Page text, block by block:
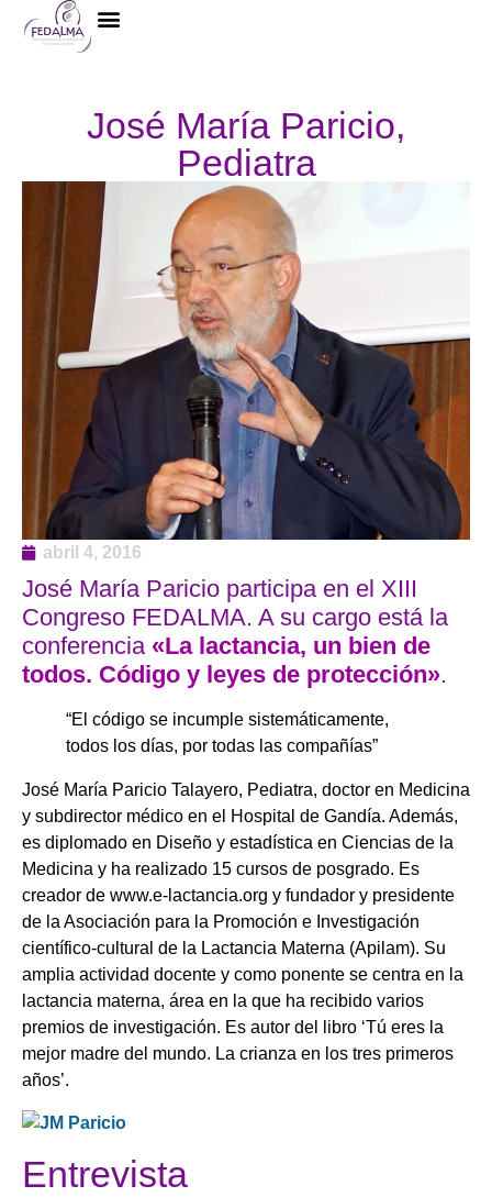
José María Paricio,
Pediatra
abril 4, 2016
José María Paricio participa en el XIII
Congreso FEDALMA. A su cargo está la
conferencia «La lactancia, un bien de
todos. Código y leyes de protección».
“El código se incumple sistemáticamente,
todos los días, por todas las compañías”
José María Paricio Talayero, Pediatra, doctor en Medicina
y subdirector médico en el Hospital de Gandía. Además,
es diplomado en Diseño y estadística en Ciencias de la
Medicina y ha realizado 15 cursos de posgrado. Es
creador de www.e-lactancia.org y fundador y presidente
de la Asociación para la Promoción e Investigación
científico-cultural de la Lactancia Materna (Apilam). Su
amplia actividad docente y como ponente se centra en la
lactancia materna, área en la que ha recibido varios
premios de investigación. Es autor del libro ‘Tú eres la
mejor madre del mundo. La crianza en los tres primeros
años’.
Entrevista